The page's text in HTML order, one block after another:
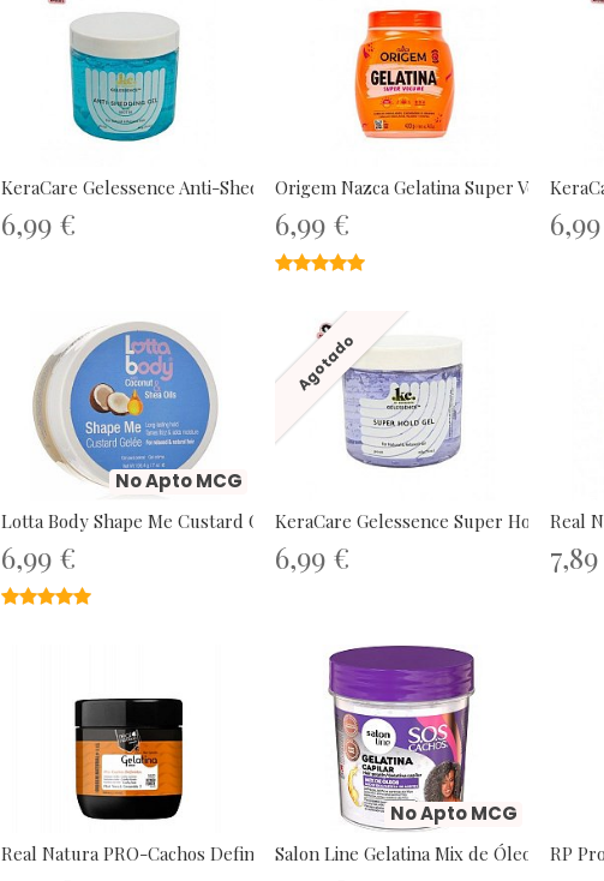
KeraCare Gelessence Anti-Shedding...
6,99 €
Origem Nazca Gelatina Super Volumen...
6,99 €
★★★★★
★★★★★
No Apto MCG
Lotta Body Shape Me Custard Gelee
6,99 €
★★★★★
★★★★★
Agotado
KeraCare Gelessence Super Hold Gel...
6,99 €
Real
Real Natura PRO-Cachos Definidos...
No Apto MCG
Salon Line Gelatina Mix de Óleos...RP